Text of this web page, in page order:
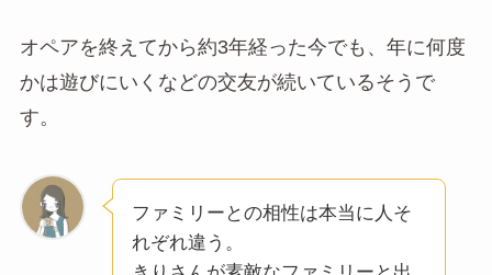
オペアを終えてから約3年経った今でも、年に何度
かは遊びにいくなどの交友が続いているそうで
す。
ファミリーとの相性は本当に人そ
れぞれ違う。